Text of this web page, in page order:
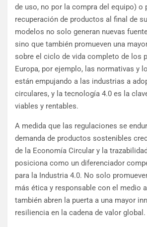
de uso, no por la compra del equipo) o
recuperación de productos al final de
modelos no solo generan nuevas
sino que también promueven una
sobre el ciclo de vida completo de los
Europa, por ejemplo, las normativas y
están empujando a las industrias a
circulares, y la tecnología 4.0 es la
viables y rentables.
A medida que las regulaciones se
demanda de productos sostenibles
de la Economía Circular y la
posiciona como un diferenciador
para la Industria 4.0. No solo
más ética y responsable con el medio
también abren la puerta a una mayor
resiliencia en la cadena de valor global.